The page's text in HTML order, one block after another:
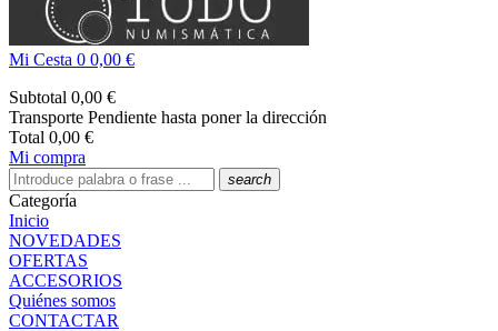
Mi Cesta 0 0,00 €
Subtotal 0,00 €
Transporte Pendiente hasta poner la dirección
Total 0,00 €
Mi compra
search
Categoría
Inicio
NOVEDADES
OFERTAS
ACCESORIOS
Quiénes somos
CONTACTAR